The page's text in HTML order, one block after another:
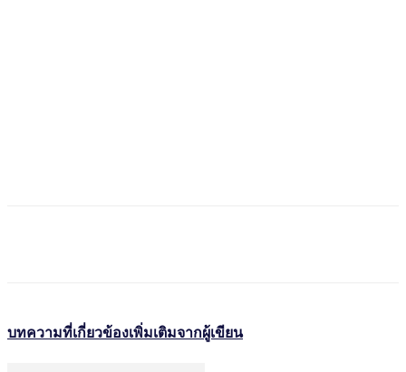
บทความที่เกี่ยวข้องเพิ่มเติมจากผู้เขียน